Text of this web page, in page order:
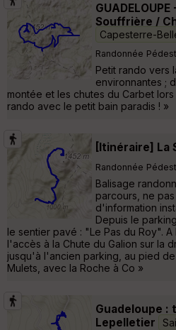
Souffrière /
Capesterre-
Randonnée
Petit rando vers
environnantes ;
montée et les chutes du Carbet
rando avec le petit bain paradis ! »
[Itinéraire] La
Randonnée
Balisage
parcours, ne
d'information
Depuis le
le sentier pavé : "Le Pas du Roy".
l'accès à la Chute du Galion sur la
jusqu'à l'ancien parking, au pied
Mulets, avec la Roche à Co »
Guadeloupe :
Lepelletier